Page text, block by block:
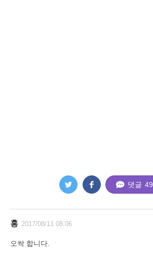
댓글 49
홍 2017/08/11 08:06
오싹 합니다.